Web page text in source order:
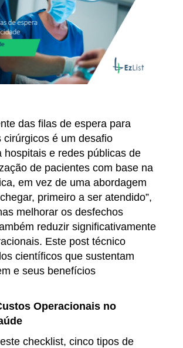
das filas de espera para
cirúrgicos é um desafio
hospitais e redes públicas de
de pacientes com base na
em vez de uma abordagem
primeiro a ser atendido”,
melhorar os desfechos
reduzir significativamente
Este post técnico
científicos que sustentam
e seus benefícios
Operacionais no
checklist, cinco tipos de